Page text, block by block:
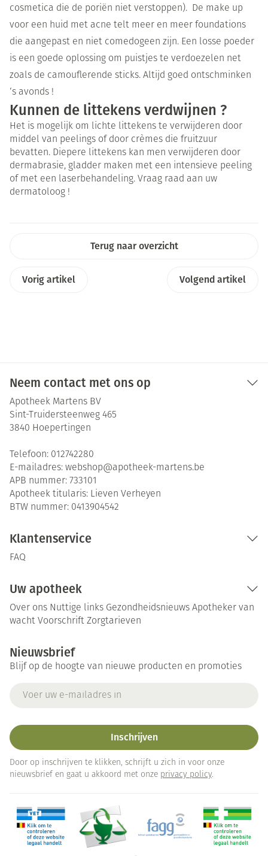
cosmetica die de poriën niet verstoppen). De make up
voor een huid met acne telt meer en meer foundations
die aangepast en niet comedogeen zijn. Een losse poeder
is een goede oplossing om puistjes te verdoezelen net
zoals de camouflerende sticks. Altijd goed ontschminken
‘s avonds !
Kunnen de littekens verdwijnen ?
Het is mogelijk om lichte littekens te verwijderen door
middel van peelings of door crèmes die fruitzuur
bevatten. Diepere littekens kan men verwijderen door
dermabrasie, gladder maken met een intensieve peeling
of met een laserbehandeling. Vraag raad aan uw
dermatoloog !
Terug naar overzicht
Vorig artikel Volgend artikel
Neem contact met ons op
Apotheek Martens BV
Sint-Truidersteenweg 465
3840 Hoepertingen
Telefoon: 012742280
E-mailadres: webshop@apotheek-martens.be
APB nummer: 733101
Apotheek titularis: Lieven Verheyen
BTW nummer: 0413904542
Klantenservice
FAQ
Uw apotheek
Over ons Nuttige links Gezondheidsnieuws Apotheker van
wacht Voorschrift Zorgtarieven
Nieuwsbrief
Blijf op de hoogte van nieuwe producten en promoties
Inschrijven
Door op inschrijven te klikken, schrijft u zich in voor onze
nieuwsbrief en gaat u akkoord met onze privacy policy.